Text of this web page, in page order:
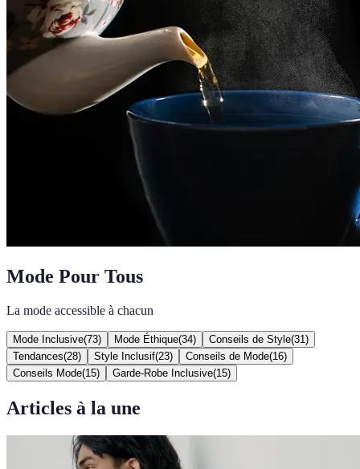
Mode Pour Tous
La mode accessible à chacun
Mode Inclusive(73) Mode Éthique(34) Conseils de Style(31 )
Tendances(28) Style Inclusif(23) Conseils de Mode(16)
Conseils Mode(15) Garde-Robe Inclusive(15)
Articles à la une